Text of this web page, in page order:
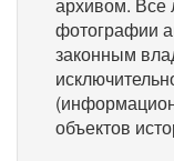
фотографии
законным
объектов